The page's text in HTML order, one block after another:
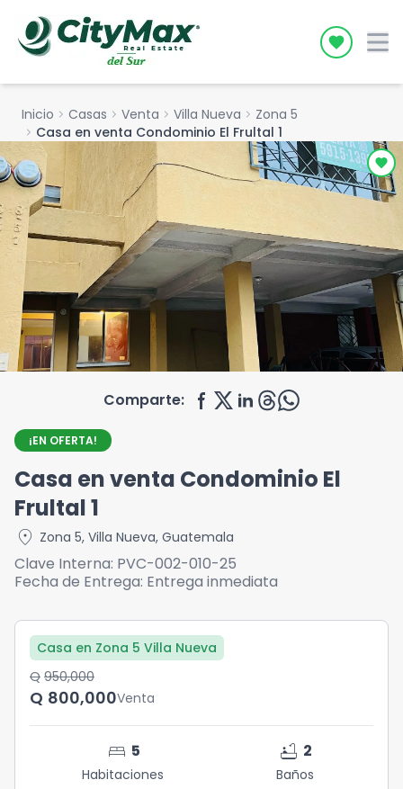
Icon
Inicio chevron_right Casas chevron_right Venta chevron_right Villa Nueva chevron_right Zona 5
chevron_right Casa en venta Condominio El Frultal 1
Comparte:
¡EN OFERTA!
Casa en venta Condominio El
Frultal 1
location_on Zona 5, Villa Nueva, Guatemala
Clave Interna: PVC-002-010-25
Fecha de Entrega: Entrega inmediata
Casa en Zona 5 Villa Nueva
Q	950,000
Q	800,000Venta
bed 5
Habitaciones
bathtub 2
Baños